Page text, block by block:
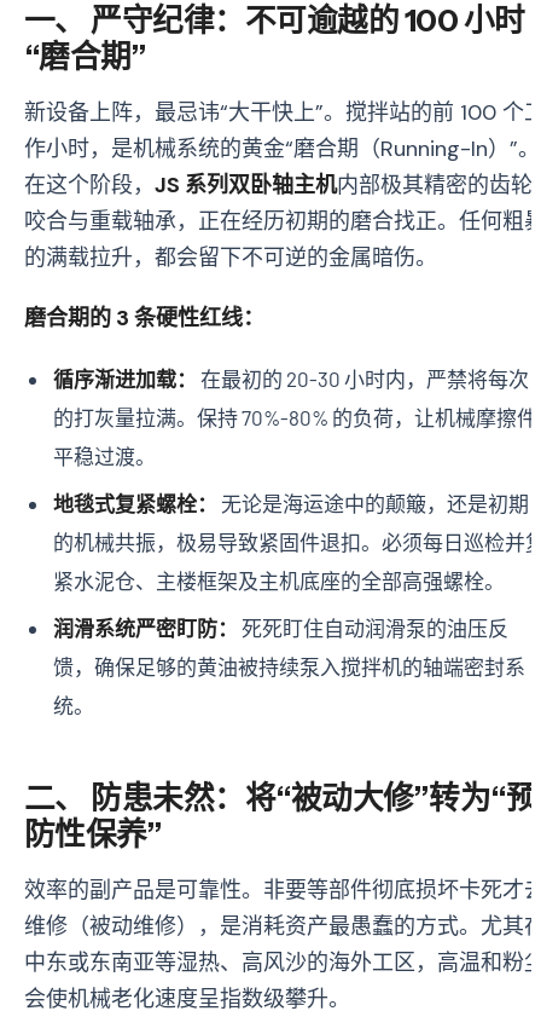
一、 严守纪律：不可逾越的 100 小时
“磨合期”
新设备上阵，最忌讳“大干快上”。搅拌站的前 100 个
作小时，是机械系统的黄金“磨合期（Running-In）”。
在这个阶段， JS 系列双卧轴主机内部极其精密的齿轮
咬合与重载轴承，正在经历初期的磨合找正。任何粗
的满载拉升，都会留下不可逆的金属暗伤。
磨合期的 3 条硬性红线：
循序渐进加载：
在最初的 20-30 小时内，严禁将每次
的打灰量拉满。保持 70%-80% 的负荷，让机械摩擦件
平稳过渡。
地毯式复紧螺栓：
无论是海运途中的颠簸，还是初期
的机械共振，极易导致紧固件退扣。必须每日巡检并
紧水泥仓、主楼框架及主机底座的全部高强螺栓。
润滑系统严密盯防：
死死盯住自动润滑泵的油压反
馈，确保足够的黄油被持续泵入搅拌机的轴端密封系
统。
二、 防患未然：将“被动大修”转为“预
防性保养”
效率的副产品是可靠性。非要等部件彻底损坏卡死才
维修（被动维修），是消耗资产最愚蠢的方式。尤其
中东或东南亚等湿热、高风沙的海外工区，高温和粉
会使机械老化速度呈指数级攀升。